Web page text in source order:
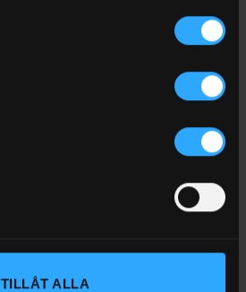
TILLÅT ALLA